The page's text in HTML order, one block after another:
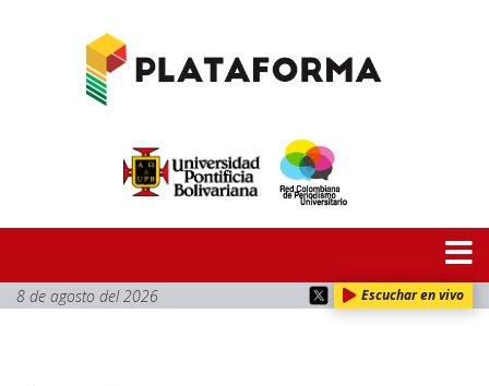
8 de agosto del 2026 Escuchar en vivo